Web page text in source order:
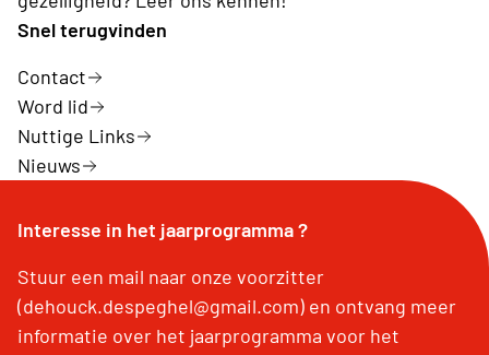
Snel terugvinden
Contact
Word lid
Nuttige Links
Nieuws
Interesse in het jaarprogramma ?
Stuur een mail naar onze voorzitter
(dehouck.despeghel@gmail.com) en ontvang meer
informatie over het jaarprogramma voor het